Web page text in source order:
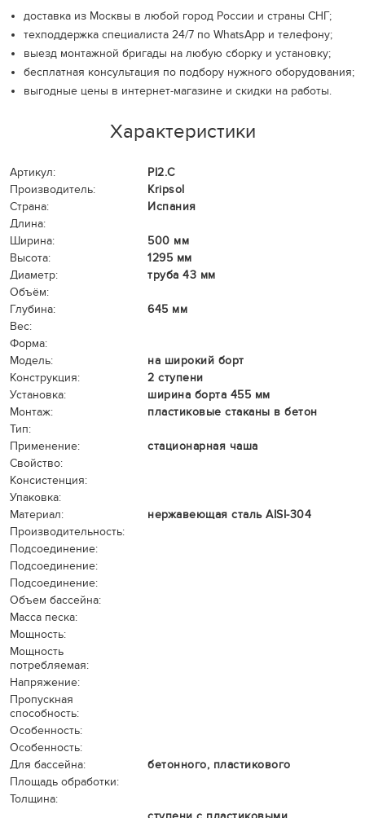
доставка из Москвы в любой город России и страны СНГ;
техподдержка специалиста 24/7 по WhatsApp и телефону;
выезд монтажной бригады на любую сборку и установку;
бесплатная консультация по подбору нужного оборудования;
выгодные цены в интернет-магазине и скидки на работы.
Характеристики
Артикул:
PI2.С
Производитель:
Kripsol
Страна:
Испания
Длина:
Ширина:
500 мм
Высота:
1295 мм
Диаметр:
труба 43 мм
Объём:
Глубина:
645 мм
Вес:
Форма:
Модель:
на широкий борт
Конструкция:
2 ступени
Установка:
ширина борта 455 мм
Монтаж:
пластиковые стаканы в бетон
Тип:
Применение:
стационарная чаша
Свойство:
Консистенция:
Упаковка:
Материал:
нержавеющая сталь AISI-304
Производительность:
Подсоединение:
Подсоединение:
Подсоединение:
Объем бассейна:
Масса песка:
Мощность:
Мощность
потребляемая:
Напряжение:
Пропускная
способность:
Особенность:
Особенность:
Для бассейна:
бетонного, пластикового
Площадь обработки:
Толщина: